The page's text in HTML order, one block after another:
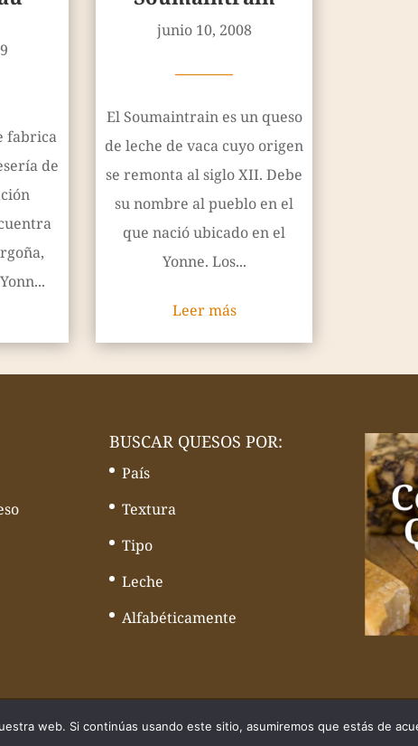
fabrica
de
junio 10, 2008
————
El Soumaintrain es un queso
de leche de vaca cuyo origen
se remonta al siglo XII. Debe
su nombre al pueblo en el
que nació ubicado en el
Yonne. Los...
Leer más
BUSCAR QUESOS POR:
País
Textura
Tipo
Leche
Alfabéticamente
porVolcànic Internet
web. Si continúas usando este sitio, asumiremos que estás de